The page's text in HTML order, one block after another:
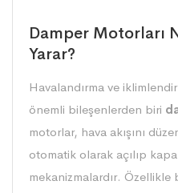
Damper Motorları
Yarar?
Havalandırma ve
önemli bileşenlerden biri
motorlar, hava akışını
otomatik olarak açılıp
mekanizmalardır.